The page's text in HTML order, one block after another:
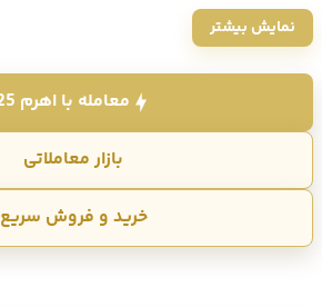
حداقل کارمزد انجام می شود. قیمت ICP امروز 407,398 تومان میباشد.
نمایش بیشتر
معامله با اهرم 25
بازار معاملاتی
خرید و فروش سریع